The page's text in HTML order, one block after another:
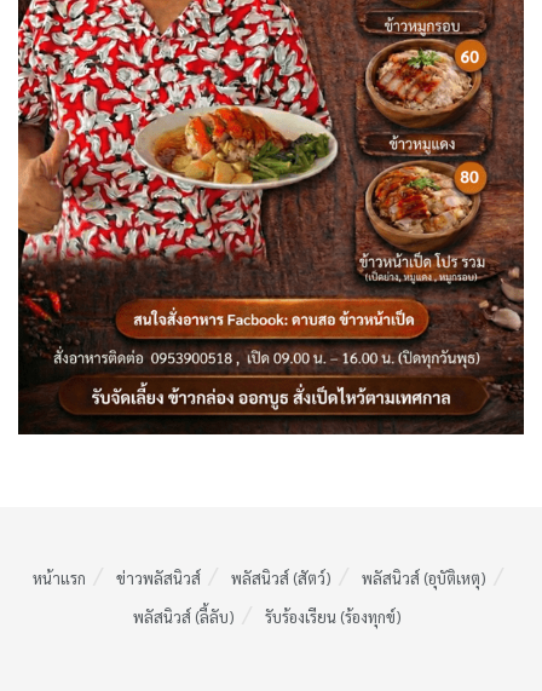
หน้าแรก ข่าวพลัสนิวส์ พลัสนิวส์ (สัตว์)
พลัสนิวส์ (อุบัติเหตุ)
พลัสนิวส์ (ลี้ลับ)
รับร้องเรียน (ร้องทุกข์)